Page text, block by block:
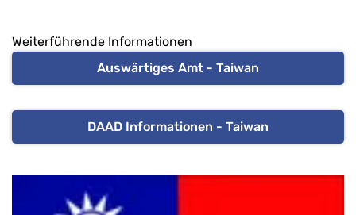
Weiterführende Informationen
Auswärtiges Amt - Taiwan
DAAD Informationen - Taiwan